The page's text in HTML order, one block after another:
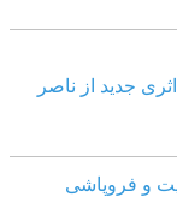
جدید از ناصر
و فروپاشی